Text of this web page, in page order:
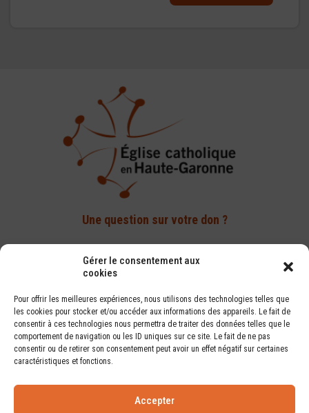
Gérer le consentement aux
cookies
Pour offrir les meilleures expériences, nous utilisons des technologies telles que
les cookies pour stocker et/ou accéder aux informations des appareils. Le fait de
consentir à ces technologies nous permettra de traiter des données telles que le
comportement de navigation ou les ID uniques sur ce site. Le fait de ne pas
consentir ou de retirer son consentement peut avoir un effet négatif sur certaines
caractéristiques et fonctions.
Accepter
Une question sur votre don ?
Par téléphone :
Par e-mail :
donner@diocese-toulouse.org